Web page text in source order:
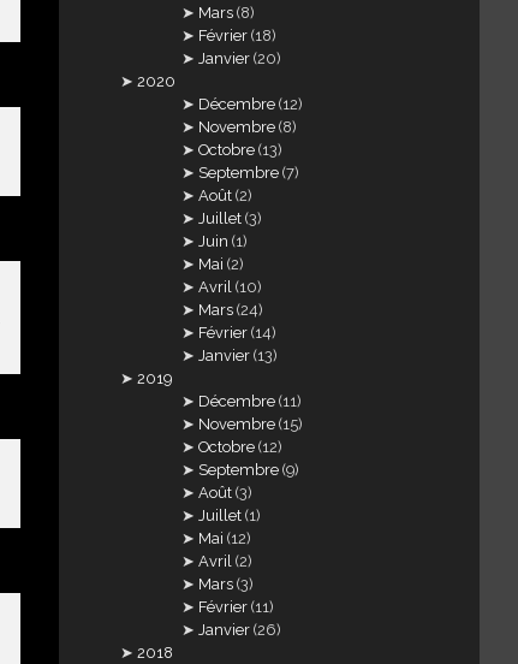
Mars (8)
Février (18)
Janvier (20)
2020
Décembre (12)
Novembre (8)
Octobre (13)
Septembre (7)
Août (2)
Juillet (3)
Juin (1)
Mai (2)
Avril (10)
Mars (24)
Février (14)
Janvier (13)
2019
Décembre (11)
Novembre (15)
Octobre (12)
Septembre (9)
Août (3)
Juillet (1)
Mai (12)
Avril (2)
Mars (3)
Février (11)
Janvier (26)
2018